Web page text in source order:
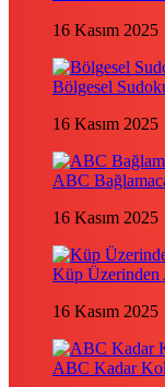
16 Kasım 2025
Bölgesel
16 Kasım 2025
ABC
16 Kasım 2025
Küp Üzerinden
16 Kasım 2025
ABC Kadar